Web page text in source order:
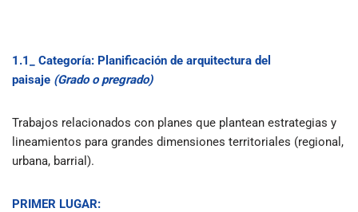
1.1_ Categoría: Planificación de arquitectura del
paisaje (Grado o pregrado)
Trabajos relacionados con planes que plantean estrategias y
lineamientos para grandes dimensiones territoriales (regional,
urbana, barrial).
PRIMER LUGAR: